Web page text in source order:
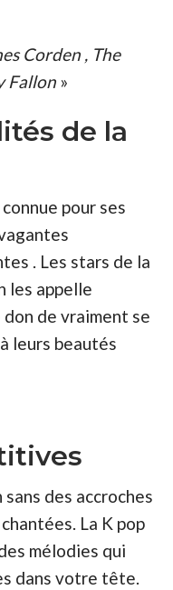
Corden , The
Fallon »
de la
pour ses
. Les stars de la
les appelle
de vraiment se
leurs beautés
des accroches
La K pop
mélodies qui
dans votre tête.